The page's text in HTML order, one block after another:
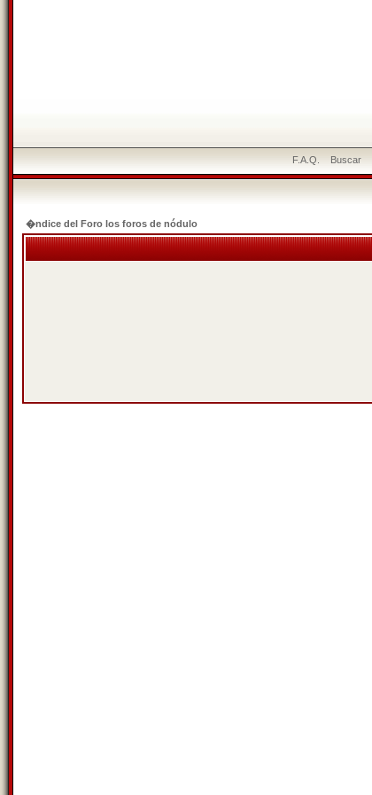
F.A.Q. Buscar
�ndice del Foro los foros de nódulo